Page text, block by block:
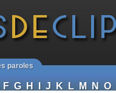
paroles
F G H I J K L M N O